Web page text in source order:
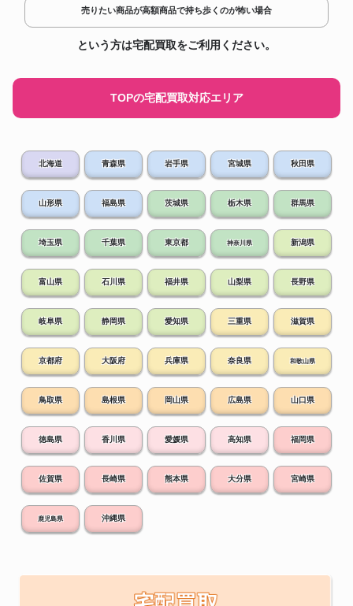
売りたい商品が高額商品で持ち歩くのが怖い場合
という方は宅配買取をご利用ください。
TOPの宅配買取対応エリア
北海道 青森県 岩手県 宮城県 秋田県
山形県 福島県 茨城県 栃木県 群馬県
埼玉県 千葉県 東京都 神奈川県 新潟県
富山県 石川県 福井県 山梨県 長野県
岐阜県 静岡県 愛知県 三重県 滋賀県
京都府 大阪府 兵庫県 奈良県 和歌山県
鳥取県 島根県 岡山県 広島県 山口県
徳島県 香川県 愛媛県 高知県 福岡県
佐賀県 長崎県 熊本県 大分県 宮崎県
鹿児島県 沖縄県